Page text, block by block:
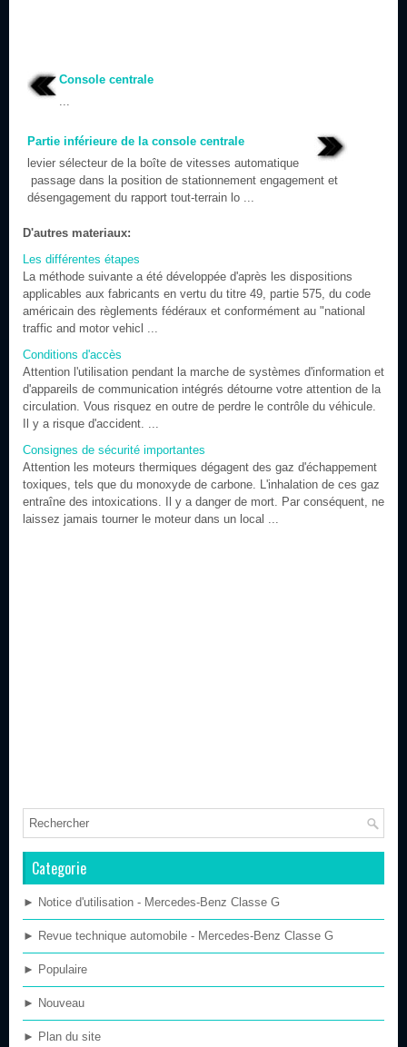
Console centrale
...
Partie inférieure de la console centrale
levier sélecteur de la boîte de vitesses automatique
passage dans la position de stationnement engagement et
désengagement du rapport tout-terrain lo ...
D'autres materiaux:
Les différentes étapes
La méthode suivante a été développée d'après les dispositions
applicables aux fabricants en vertu du titre 49, partie 575, du code
américain des règlements fédéraux et conformément au "national
traffic and motor vehicl ...
Conditions d'accès
Attention l'utilisation pendant la marche de systèmes d'information et
d'appareils de communication intégrés détourne votre attention de la
circulation. Vous risquez en outre de perdre le contrôle du véhicule.
Il y a risque d'accident. ...
Consignes de sécurité importantes
Attention les moteurs thermiques dégagent des gaz d'échappement
toxiques, tels que du monoxyde de carbone. L'inhalation de ces gaz
entraîne des intoxications. Il y a danger de mort. Par conséquent, ne
laissez jamais tourner le moteur dans un local ...
Categorie
► Notice d'utilisation - Mercedes-Benz Classe G
► Revue technique automobile - Mercedes-Benz Classe G
► Populaire
► Nouveau
► Plan du site